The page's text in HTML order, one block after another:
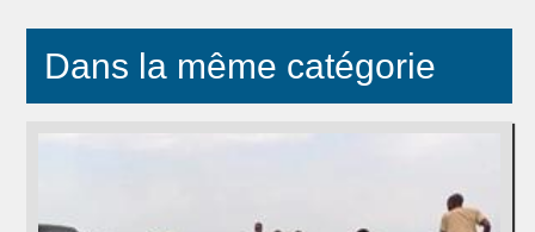
Dans la même catégorie